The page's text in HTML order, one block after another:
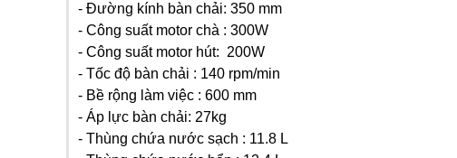
- Đường kính bàn chải: 350 mm
- Công suất motor chà : 300W
- Công suất motor hút: 200W
- Tốc độ bàn chải : 140 rpm/min
- Bề rộng làm việc : 600 mm
- Áp lực bàn chải: 27kg
- Thùng chứa nước sạch : 11.8 L